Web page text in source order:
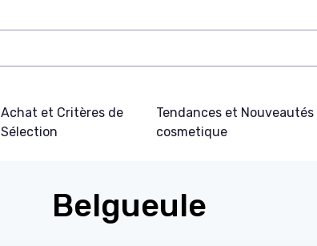
Achat et Critères de
Sélection
Tendances et Nouveautés
cosmetique
Belgueule